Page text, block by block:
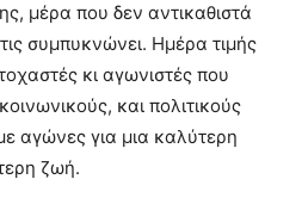
μέρα που δεν αντικαθιστά
συμπυκνώνει. Ημέρα τιμής
κι αγωνιστές που
και πολιτικούς
αγώνες για μια καλύτερη
ζωή.